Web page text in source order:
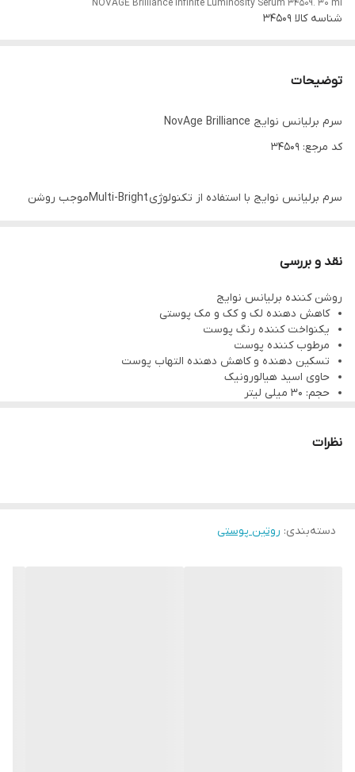
NOVAGE Brilliance Infinite Luminosity Serum 34509. 30 ml
شناسه کالا 34509
توضیحات
سرم برلیانس نوایج NovAge Brilliance
کد مرجع: 34509
سرم برلیانس نوایج با استفاده از تکنولوژی Multi-Brightموجب روشن
و موجب کاهش چین و چروک پوست می گردد.
سرم برلیانس دارای سلولهای بنیادی است که به سرعت جذب لایه های
زیرین پوست می گردد و علاوه بر تاثیرگذاری سریع موجب افزایش تاثیر
کرمهای روز و شب می گردد.
سرم با بافت سبک و بدون چربی
تسکین دهنده پوست و کاهش دهنده التهاب پوست
نقد و بررسی
روشن کننده برلیانس نوایج
کاهش دهنده لک و کک و مک پوستی
یکنواخت کننده رنگ پوست
مرطوب کننده پوست
تسکین دهنده و کاهش دهنده التهاب پوست
حاوی اسید هیالورونیک
حجم: 30 میلی لیتر
نظرات
دسته‌بندی: روتین پوستی